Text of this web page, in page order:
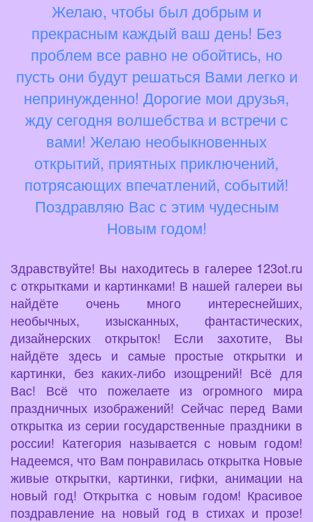
Желаю, чтобы был добрым и
прекрасным каждый ваш день! Без
проблем все равно не обойтись, но
пусть они будут решаться Вами легко и
непринужденно! Дорогие мои друзья,
жду сегодня волшебства и встречи с
вами! Желаю необыкновенных
открытий, приятных приключений,
потрясающих впечатлений, событий!
Поздравляю Вас с этим чудесным
Новым годом!
Здравствуйте! Вы находитесь в галерее 123ot.ru
с открытками и картинками! В нашей галереи вы
найдёте очень много интереснейших,
необычных, изысканных, фантастических,
дизайнерских открыток! Если захотите, Вы
найдёте здесь и самые простые открытки и
картинки, без каких-либо изощрений! Всё для
Вас! Всё что пожелаете из огромного мира
праздничных изображений! Сейчас перед Вами
открытка из серии государственные праздники в
россии! Категория называется с новым годом!
Надеемся, что Вам понравилась открытка Новые
живые открытки, картинки, гифки, анимации на
новый год! Открытка с новым годом! Красивое
поздравление на новый год в стихах и прозе!